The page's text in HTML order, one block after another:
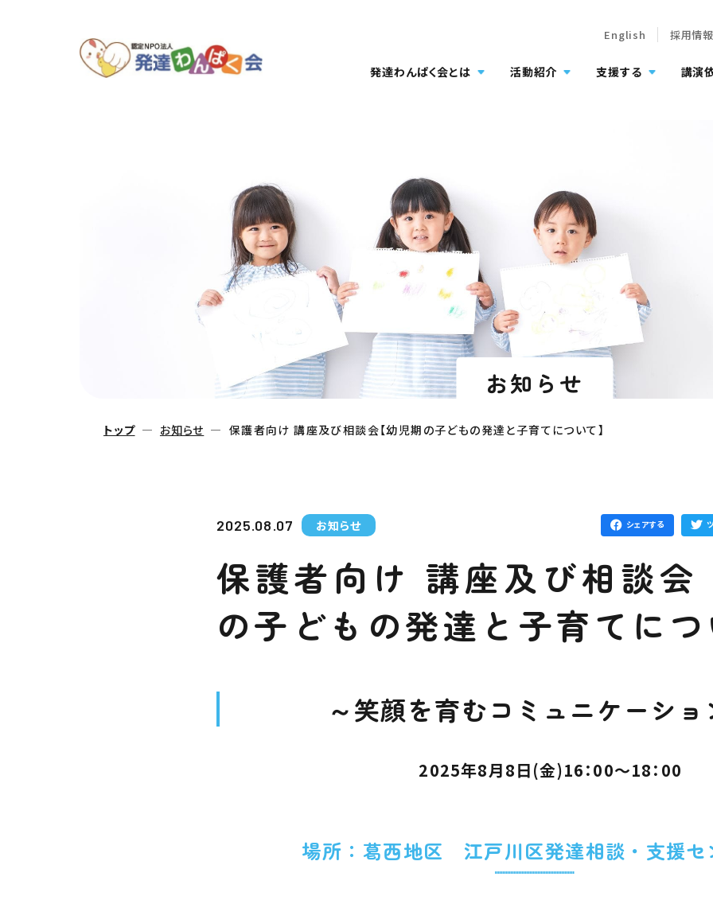
English 採用情報
発達わんぱく会とは 活動紹介 支援する 講演
お知らせ
トップ お知らせ 保護者向け 講座及び相談会【幼児期の子どもの発達と子育てについて】
2025.08.07 お知らせ シェアする
保護者向け 講座及び相談会
の子どもの発達と子育てにつ
～笑顔を育むコミュニケーショ
2025年8月8日(金)16：00～18：00
場所：葛西地区 江戸川区発達相談・支援セ